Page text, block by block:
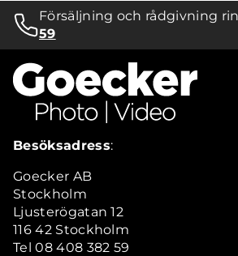
Försäljning och rådgivning
59
Besöksadress:
Goecker AB
Stockholm
Ljusterögatan 12
116 42 Stockholm
Tel 08 408 382 59